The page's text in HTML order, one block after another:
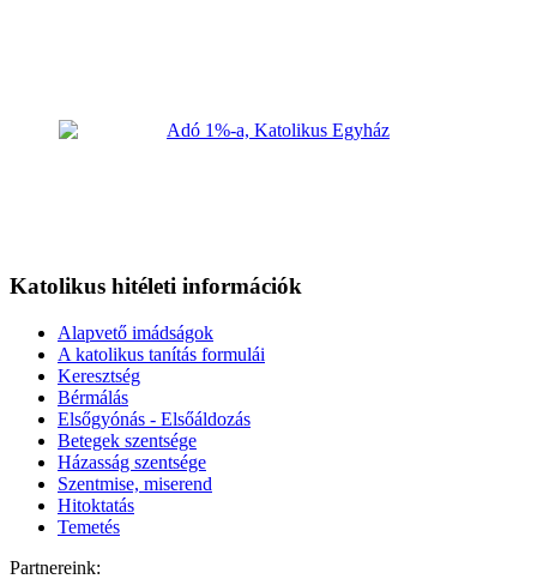
Katolikus hitéleti információk
Alapvető imádságok
A katolikus tanítás formulái
Keresztség
Bérmálás
Elsőgyónás - Elsőáldozás
Betegek szentsége
Házasság szentsége
Szentmise, miserend
Hitoktatás
Temetés
Partnereink: